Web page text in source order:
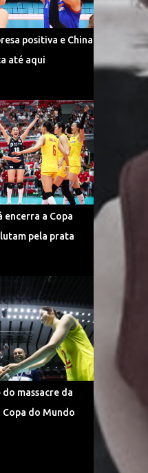
positiva e China
até aqui
encerra a Copa
lutam pela prata
massacre da
Copa do Mundo